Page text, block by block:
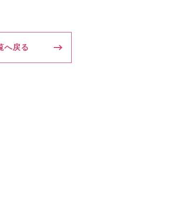
へ戻る